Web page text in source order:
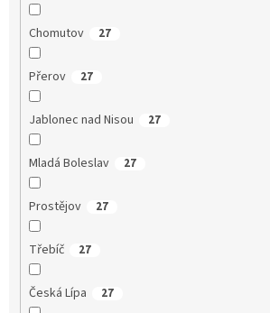
Chomutov 27
Přerov 27
Jablonec nad Nisou 27
Mladá Boleslav 27
Prostějov 27
Třebíč 27
Česká Lípa 27